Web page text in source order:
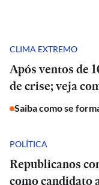
CLIMA EXTREMO
Após ventos de
de crise; veja
Saiba como se
POLÍTICA
Republicanos
como candidato